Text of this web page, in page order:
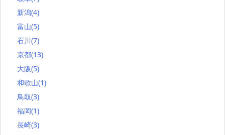
新潟(4)
富山(5)
石川(7)
京都(13)
大阪(5)
和歌山(1)
鳥取(3)
福岡(1)
長崎(3)